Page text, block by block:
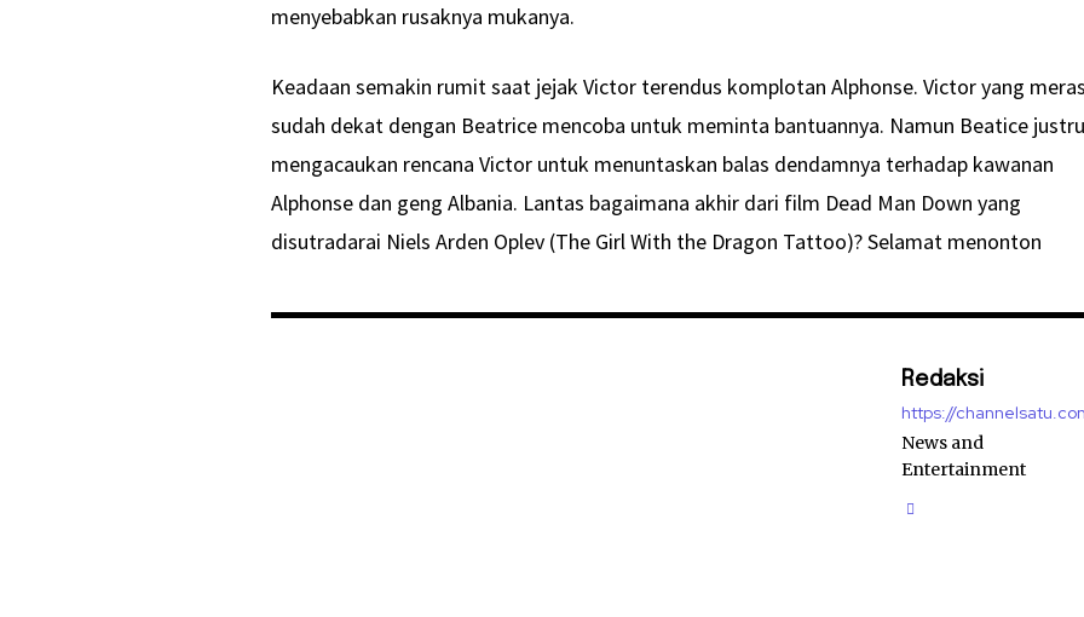
menyebabkan rusaknya mukanya.
Keadaan semakin rumit saat jejak Victor terendus komplotan Alphonse. Victor yang
sudah dekat dengan Beatrice mencoba untuk meminta bantuannya. Namun Beatice justru
mengacaukan rencana Victor untuk menuntaskan balas dendamnya terhadap kawanan
Alphonse dan geng Albania. Lantas bagaimana akhir dari film Dead Man Down yang
disutradarai Niels Arden Oplev (The Girl With the Dragon Tattoo)? Selamat menonton
Redaksi
https://
News and
Entertainment